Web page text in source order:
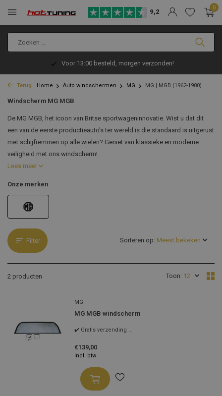
9,2
0
Voor 13:00 besteld, morgen verzonden!
Terug Home Auto windschermen MG MG | MGB (1962-1980)
Windscherm MG MGB
De MG MGB, het icoon van Britse sportwageninnovatie. Wist u dat dit
een van de eerste productieauto's ter wereld is die standaard is uitgerust
met schijfremmen op alle wielen? Geniet van klassieke en moderne
veiligheid met ons windscherm!
Lees meer
Onze merken
Filter
2 producten Toon:
Sorteren op:
MG
MG MGB windscherm
✔️ Gratis verzending ...
€139,00
Incl. btw